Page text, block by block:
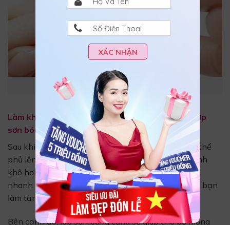
Sơn gel thành từng lớp mỏng
Làm khô móng sơn gel bằng cách sử dụng một lớp
sơn bóng
Sau khi đã sơn một lớp gel như ý lên móng bạn có thể
phủ lên thêm một lớp sơn bóng để giúp móng nhanh
khô hơn. Phương pháp này không chỉ giúp làm khô
nhanh mà còn tạo hiệu ứng bóng cho bộ móng của bạn
làm tăng thêm sự sang trọng và lung linh hơn.
Bên cạnh đó, lớp sơn bóng cũng sẽ giúp cho bộ móng
XÁC NHẬN